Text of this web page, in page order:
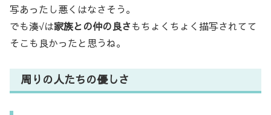
写あったし悪くはなさそう。
でも湊√は家族との仲の良さもちょくちょく描写されてて
そこも良かったと思うね。
周りの人たちの優しさ